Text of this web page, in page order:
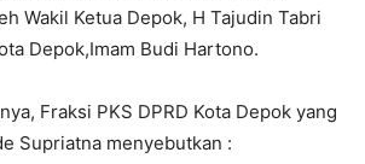
Wakil Ketua Depok, H Tajudin Tabri
Depok,Imam Budi Hartono.
Fraksi PKS DPRD Kota Depok yang
Supriatna menyebutkan :